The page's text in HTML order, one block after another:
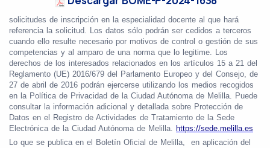
solicitudes de inscripción en la especialidad docente al que hará
referencia la solicitud. Los datos sólo podrán ser cedidos a terceros
cuando ello resulte necesario por motivos de control o gestión de sus
competencias y al amparo de una norma que lo legitime. Los
derechos de los interesados relacionados en los artículos 15 a 21 del
Reglamento (UE) 2016/679 del Parlamento Europeo y del Consejo, de
27 de abril de 2016 podrán ejercerse utilizando los medios recogidos
en la Política de Privacidad de la Ciudad Autónoma de Melilla. Puede
consultar la información adicional y detallada sobre Protección de
Datos en el Registro de Actividades de Tratamiento de la Sede
Electrónica de la Ciudad Autónoma de Melilla.
https://sede.melilla.es
Lo que se publica en el Boletín Oficial de Melilla,
en aplicación del